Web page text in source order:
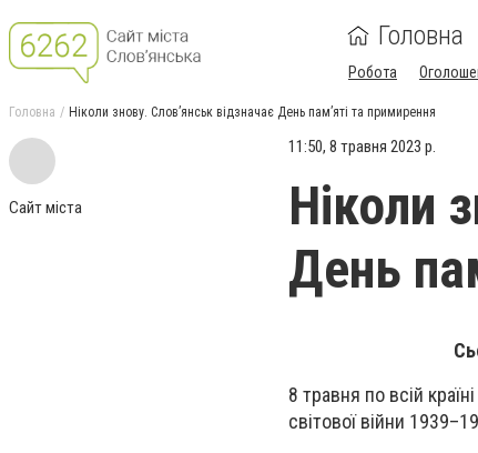
Головна
Робота
Головна Ніколи знову. Слов’янськ відзначає День пам’яті та примирення
Сайт міста
11:50, 8 травня 2023 р.
Ніколи
День
8 травня по всій
світової війни